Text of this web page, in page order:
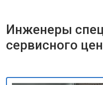
Инженеры
сервисного